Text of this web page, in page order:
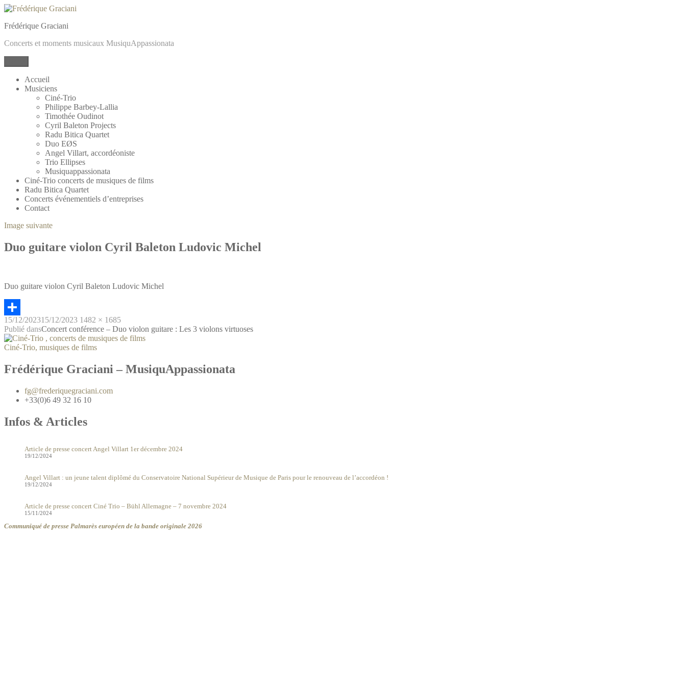
Frédérique Graciani
Concerts et moments musicaux MusiquAppassionata
Accueil
Musiciens
Ciné-Trio
Philippe Barbey-Lallia
Timothée Oudinot
Cyril Baleton Projects
Radu Bitica Quartet
Duo EØS
Angel Villart, accordéoniste
Trio Ellipses
Musiquappassionata
Ciné-Trio concerts de musiques de films
Radu Bitica Quartet
Concerts événementiels d’entreprises
Contact
Image suivante
Duo guitare violon Cyril Baleton Ludovic Michel
Duo guitare violon Cyril Baleton Ludovic Michel
Partager
15/12/202315/12/2023 1482 × 1685
Publié dansConcert conférence – Duo violon guitare : Les 3 violons virtuoses
Ciné-Trio, musiques de films
Frédérique Graciani – MusiquAppassionata
fg@frederiquegraciani.com
+33(0)6 49 32 16 10
Infos & Articles
Article de presse concert Angel Villart 1er décembre 2024
19/12/2024
Angel Villart : un jeune talent diplômé du Conservatoire National Supérieur de Musique de Paris pour le renouveau de l’accordéon !
19/12/2024
Article de presse concert Ciné Trio – Bühl Allemagne – 7 novembre 2024
15/11/2024
Communiqué de presse Palmarès européen de la bande originale 2026